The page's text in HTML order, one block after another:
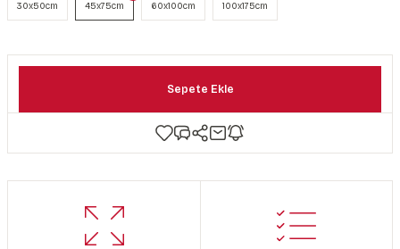
30x50cm 45x75cm 60x100cm 100x175cm
Sepete Ekle